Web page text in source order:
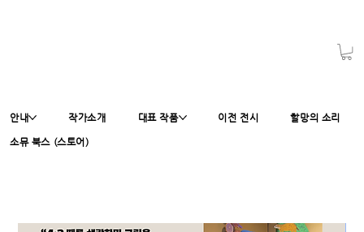
안내 작가소개 대표 작품 이전 전시 할망의 소리
소뮤 북스 (스토어)